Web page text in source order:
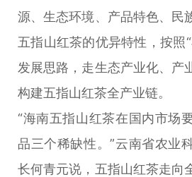
源、生态环境、产品特色、民
五指山红茶的优异特性，按照
发展思路，走生态产业化、产
构建五指山红茶全产业链。
“海南五指山红茶在国内市场
品三个稀缺性。”云南省农业
长何青元说，五指山红茶走向